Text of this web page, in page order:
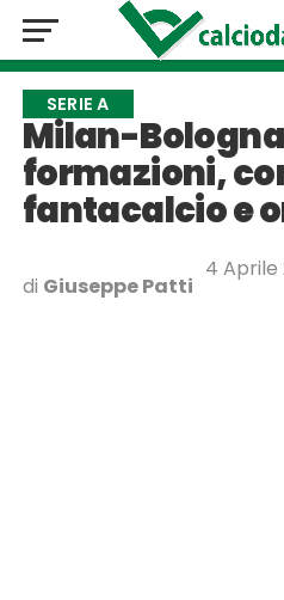
SERIE A
Milan-
formazioni,
fantacalcio e
di Giuseppe Patti
4 Aprile